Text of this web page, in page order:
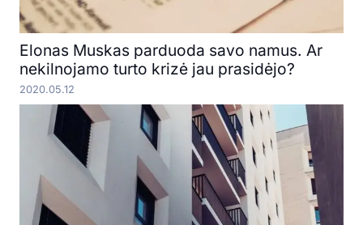
Elonas Muskas parduoda savo namus. Ar
nekilnojamo turto krizė jau prasidėjo?
2020.05.12